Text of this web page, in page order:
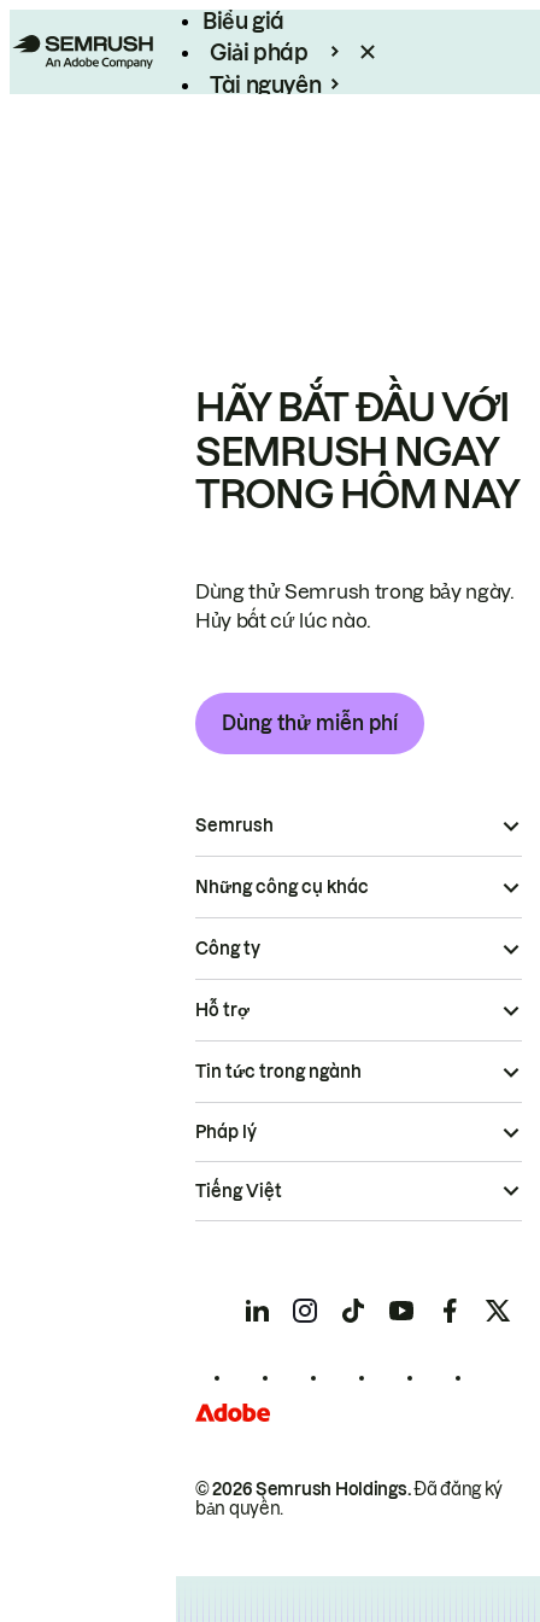
Biểu giá
Giải pháp
Tài nguyên
HÃY BẮT ĐẦU VỚI
SEMRUSH NGAY
TRONG HÔM NAY
Dùng thử Semrush trong bảy ngày.
Hủy bất cứ lúc nào.
Dùng thử miễn phí
Semrush
Những công cụ khác
Công ty
Hỗ trợ
Tin tức trong ngành
© 2026 Semrush Holdings.Đã đăng ký
bản quyền.
Pháp lý
Tiếng Việt